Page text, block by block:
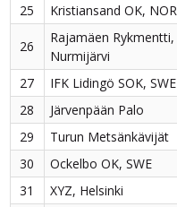
25 Kristiansand OK, NOR
26
Rajamäen Rykmentti,
Nurmijärvi
27 IFK Lidingö SOK, SWE
28
Järvenpään Palo
29
Turun Metsänkävijät
30
Ockelbo OK, SWE
31
XYZ, Helsinki